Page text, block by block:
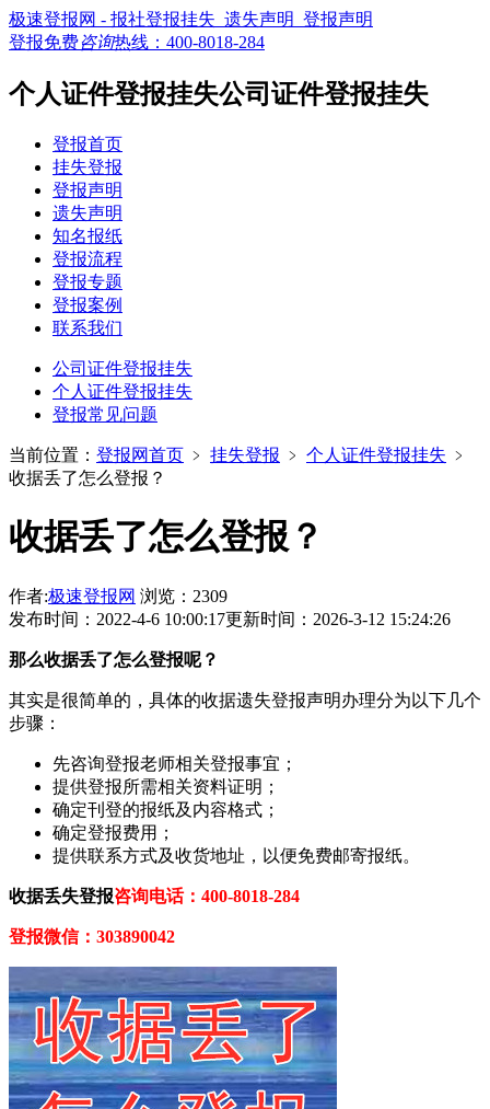
极速登报网 - 报社登报挂失_遗失声明_登报声明
登报免费咨询热线： 400-8018-284
个人证件登报挂失公司证件登报挂失
登报首页
挂失登报
登报声明
遗失声明
知名报纸
登报流程
登报专题
登报案例
联系我们
公司证件登报挂失
个人证件登报挂失
登报常见问题
当前位置： 登报网首页 ﹥ 挂失登报 ﹥ 个人证件登报挂失 ﹥
收据丢了怎么登报？
收据丢了怎么登报？
作者:极速登报网 浏览：2309
发布时间：2022-4-6 10:00:17更新时间：2026-3-12 15:24:26
那么收据丢了怎么登报呢？
其实是很简单的，具体的收据遗失登报声明办理分为以下几个
步骤：
先咨询登报老师相关登报事宜；
提供登报所需相关资料证明；
确定刊登的报纸及内容格式；
确定登报费用；
提供联系方式及收货地址，以便免费邮寄报纸。
收据丢失登报咨询电话：400-8018-284
登报微信：303890042